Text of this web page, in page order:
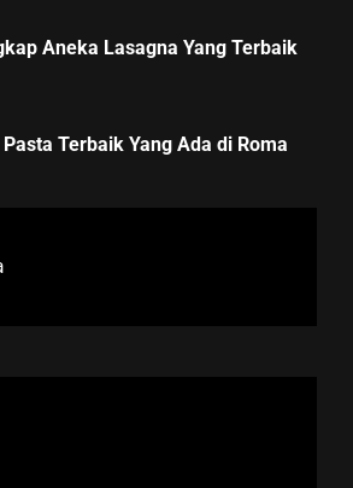
Aneka Lasagna Yang Terbaik
Terbaik Yang Ada di Roma